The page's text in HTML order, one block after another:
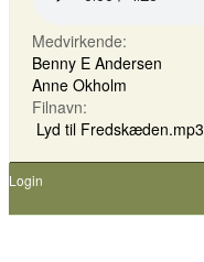
Medvirkende:
Benny E Andersen
Anne Okholm
Filnavn:
Lyd til Fredskæden.mp3
Login